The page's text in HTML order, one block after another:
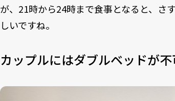
が、21時から24時まで食事となると、さ
しいですね。
カップルにはダブルベッドが